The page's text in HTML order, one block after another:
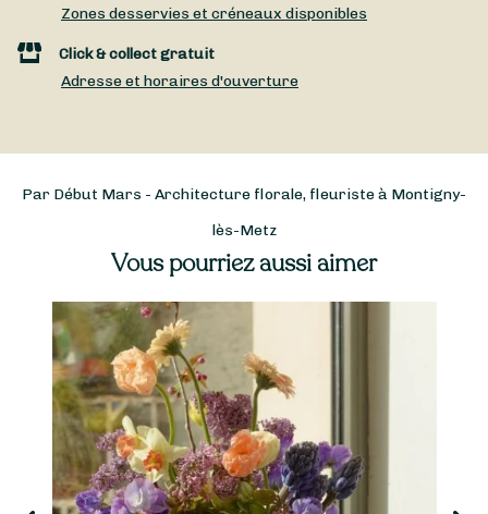
Zones desservies et créneaux disponibles
Click & collect gratuit
Adresse et horaires d'ouverture
Par Début Mars - Architecture florale, fleuriste à Montigny-
lès-Metz
Vous pourriez aussi aimer